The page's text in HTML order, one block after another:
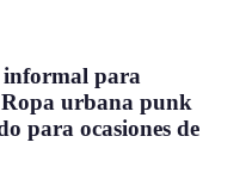
informal para
Ropa urbana punk
para ocasiones de